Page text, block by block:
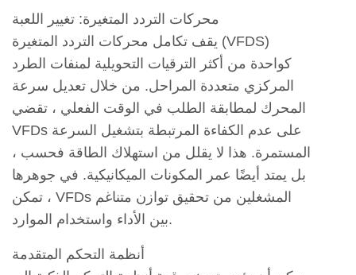
محركات التردد المتغيرة: تغيير اللعبة
يقف تكامل محركات التردد المتغيرة (VFDS)
كواحدة من أكثر الترقيات التحويلية لمنفات الطرد
المركزي متعددة المراحل. من خلال تعديل سرعة
المحرك لمطابقة الطلب في الوقت الفعلي ، تقضي
VFDs على عدم الكفاءة المرتبطة بتشغيل السرعة
المستمرة. هذا لا يقلل من استهلاك الطاقة فحسب ،
بل يمتد أيضًا عمر المكونات الميكانيكية. في جوهرها
، تمكن VFDs المشغلين من تحقيق توازن متناغم
بين الأداء واستخدام الموارد.
أنظمة التحكم المتقدمة